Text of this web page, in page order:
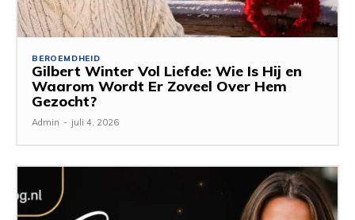
BEROEMDHEID
Gilbert Winter Vol Liefde: Wie Is Hij en
Waarom Wordt Er Zoveel Over Hem
Gezocht?
Admin - juli 4, 2026